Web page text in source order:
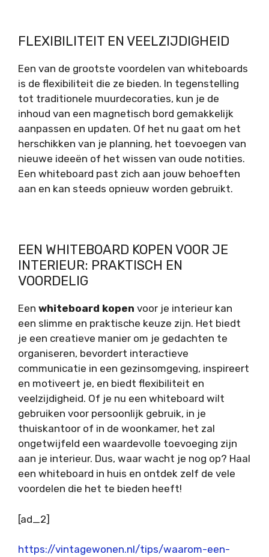
FLEXIBILITEIT EN VEELZIJDIGHEID
Een van de grootste voordelen van whiteboards
is de flexibiliteit die ze bieden. In tegenstelling
tot traditionele muurdecoraties, kun je de
inhoud van een magnetisch bord gemakkelijk
aanpassen en updaten. Of het nu gaat om het
herschikken van je planning, het toevoegen van
nieuwe ideeën of het wissen van oude notities.
Een whiteboard past zich aan jouw behoeften
aan en kan steeds opnieuw worden gebruikt.
EEN WHITEBOARD KOPEN VOOR JE
INTERIEUR: PRAKTISCH EN
VOORDELIG
Een whiteboard kopen voor je interieur kan
een slimme en praktische keuze zijn. Het biedt
je een creatieve manier om je gedachten te
organiseren, bevordert interactieve
communicatie in een gezinsomgeving, inspireert
en motiveert je, en biedt flexibiliteit en
veelzijdigheid. Of je nu een whiteboard wilt
gebruiken voor persoonlijk gebruik, in je
thuiskantoor of in de woonkamer, het zal
ongetwijfeld een waardevolle toevoeging zijn
aan je interieur. Dus, waar wacht je nog op? Haal
een whiteboard in huis en ontdek zelf de vele
voordelen die het te bieden heeft!
[ad_2]
https://vintagewonen.nl/tips/waarom-een-